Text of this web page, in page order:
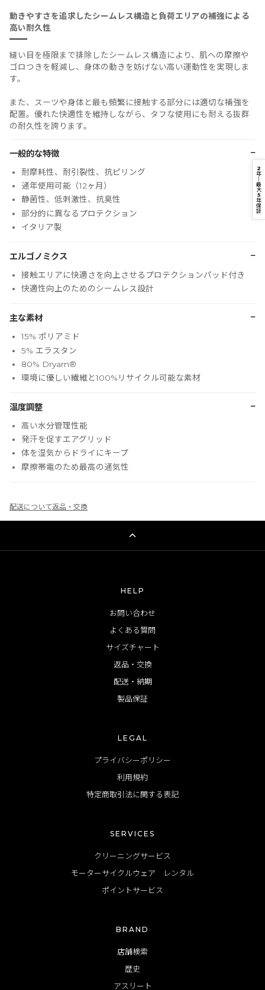
動きやすさを追求したシームレス構造と負荷エリアの補強による
高い耐久性
縫い目を極限まで排除したシームレス構造により、肌への摩擦や
ゴロつきを軽減し、身体の動きを妨げない高い運動性を実現しま
す。
また、スーツや身体と最も頻繁に接触する部分には適切な補強を
配置。優れた快適性を維持しながら、タフな使用にも耐える抜群
の耐久性を誇ります。
一般的な特徴 −
耐摩耗性、耐引裂性、抗ピリング
通年使用可能（12ヶ月）
静菌性、低刺激性、抗臭性
部分的に異なるプロテクション
イタリア製
エルゴノミクス −
接触エリアに快適さを向上させるプロテクションパッド付き
快適性向上のためのシームレス設計
主な素材 −
15% ポリアミド
5% エラスタン
80% Dryarn®
環境に優しい繊維と100%リサイクル可能な素材
温度調整 −
高い水分管理性能
発汗を促すエアグリッド
体を湿気からドライにキープ
摩擦帯電のため最高の通気性
配送について返品・交換
2
年
｜
最
大
5
年
保
証
HELP
お問い合わせ
よくある質問
サイズチャート
返品・交換
配送・納期
製品保証
LEGAL
プライバシーポリシー
利用規約
特定商取引法に関する表記
SERVICES
クリーニングサービス
モーターサイクルウェア レンタル
ポイントサービス
BRAND
店舗検索
歴史
アスリート